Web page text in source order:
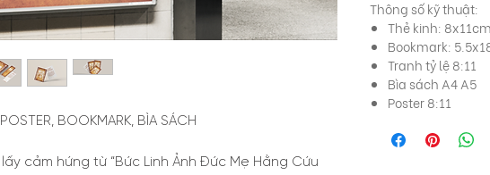
POSTER, BOOKMARK, BÌA SÁCH
cảm hứng từ “Bức Linh Ảnh Đức Mẹ Hằng Cứu
Thông số kỹ thuật:
Thẻ kinh: 8x11cm
Bookmark:
Tranh tỷ lệ 8:11
Bìa sách A4 A5
Poster 8:11